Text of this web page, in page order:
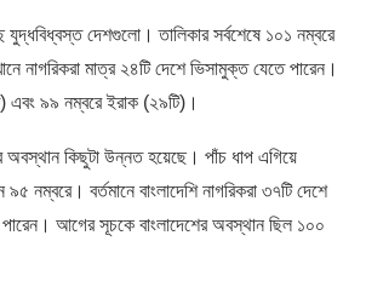
যুদ্ধবিধ্বস্ত দেশগুলো। তালিকার সর্বশেষে ১০১ নম্বরে
নাগরিকরা মাত্র ২৪টি দেশে ভিসামুক্ত যেতে পারেন।
এবং ৯৯ নম্বরে ইরাক (২৯টি)।
অবস্থান কিছুটা উন্নত হয়েছে। পাঁচ ধাপ এগিয়ে
নম্বরে। বর্তমানে বাংলাদেশি নাগরিকরা ৩৭টি দেশে
আগের সূচকে বাংলাদেশের অবস্থান ছিল ১০০